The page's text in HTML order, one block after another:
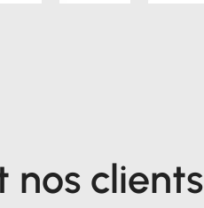
nos clients